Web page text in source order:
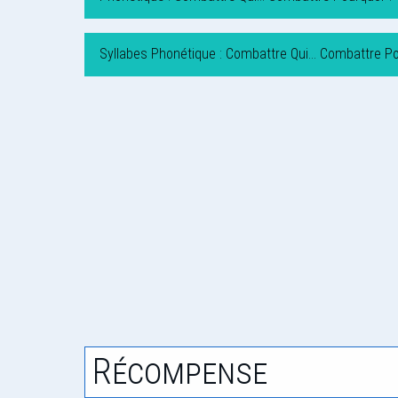
Syllabes Phonétique : Combattre Qui… Combattre
Récompense